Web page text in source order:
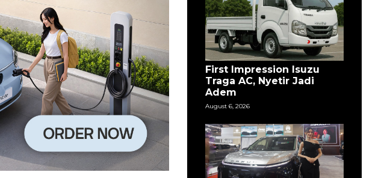
First Impression Isuzu
Traga AC, Nyetir Jadi
Adem
August 6, 2026